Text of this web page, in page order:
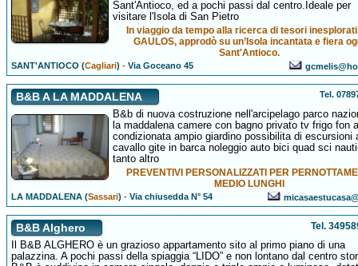
Sant'Antioco, ed a pochi passi dal centro.Ideale per
visitare l'Isola di San Pietro
In viaggio da tempo alla ricerca di tesori
GAULOS, approdò su un’Isola incantata e fiera
Sant'Antioco.
SANT'ANTIOCO (Cagliari) -Via Goceano 45
B&B A LA MADDALENA Tel.
B&b di nuova costruzione nell'arcipelago parco
la maddalena camere con bagno privato tv frigo fon
condizionata ampio giardino possibilita di escursioni
cavallo gite in barca noleggio auto bici quad sci
tanto altro
PREVENTIVI PERSONALIZZATI PER
MEDIO LUNGHI
LA MADDALENA (Sassari) -Via chiusedda N° 54
B&B Alghero Tel.
Il B&B ALGHERO è un grazioso appartamento sito al primo piano di una
palazzina. A pochi passi della spiaggia “LIDO” e non lontano dal centro